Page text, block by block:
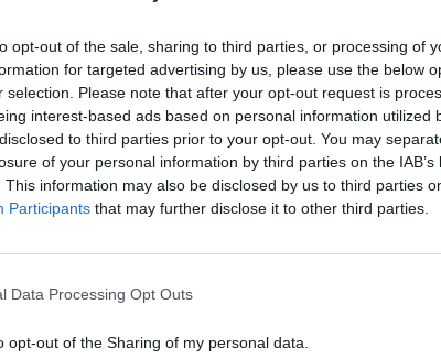
opt-out of the sale, sharing to third parties, or processing of
for targeted advertising by us, please use the below
selection. Please note that after your opt-out request is
interest-based ads based on personal information utilized
to third parties prior to your opt-out. You may
of your personal information by third parties on the IAB’s
This information may also be disclosed by us to third parties
Participants that may further disclose it to other third parties.
Data Processing Opt Outs
opt-out of the Sharing of my personal data.
βαθμολογίες των υποψηφίων
και τις βάσεις εισαγωγής
Οι αλλαγές στη βαθμολόγηση των
επιμέρους θεμάτων της Νεοελληνικής
Γλώσσας και Λογοτεχνίας Γενικής Πα...
19.10.2022